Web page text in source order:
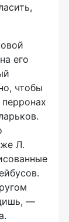
его
чтобы
Л.
—